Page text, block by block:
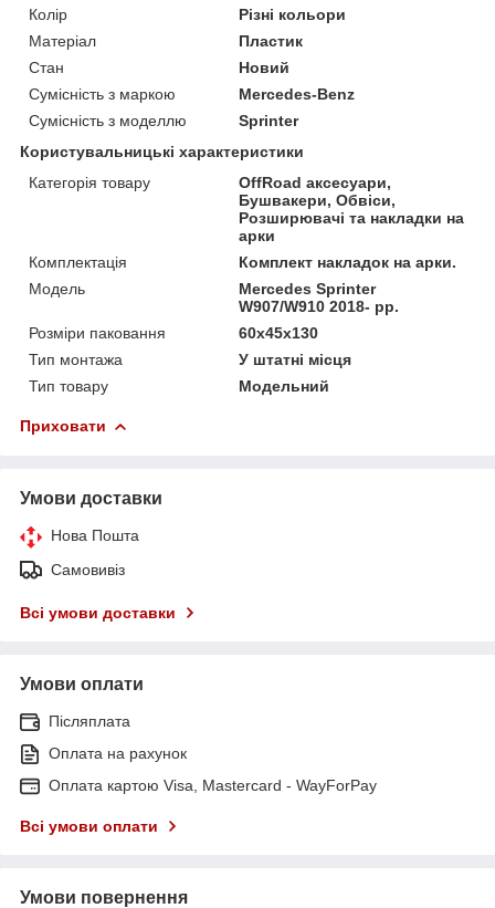
Колір
Різні кольори
Матеріал
Пластик
Стан
Новий
Сумісність з маркою
Mercedes-Benz
Сумісність з моделлю
Sprinter
Користувальницькі характеристики
Категорія товару
OffRoad аксесуари,
Бушвакери, Обвіси,
Розширювачі та накладки на
арки
Комплектація
Комплект накладок на арки.
Мoдель
Mercedes Sprinter
W907/W910 2018- рр.
Розміри паковання
60x45x130
Тип монтажа
У штатні місця
Тип товару
Модельний
Приховати
Умови доставки
Нова Пошта
Самовивіз
Всі умови доставки
Умови оплати
Післяплата
Оплата на рахунок
Оплата картою Visa, Mastercard - WayForPay
Всі умови оплати
Умови повернення